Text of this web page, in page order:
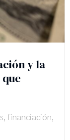
y la
, financiación,